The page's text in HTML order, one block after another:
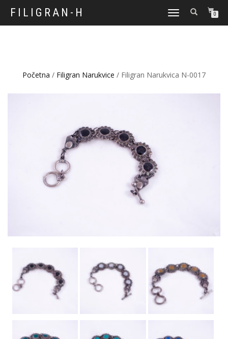
FILIGRAN-H
TOGGLE
0
Početna / Filigran Narukvice / Filigran Narukvica N-0017